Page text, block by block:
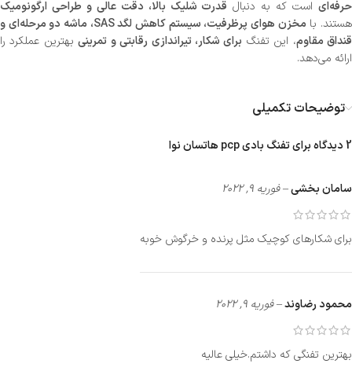
حرفه‌ایاست که به دنبال قدرت شلیک بالا، دقت عالی و طراحی ارگونومیک
هستند. با
مخزن هوای پرظرفیت، سیستم کاهش لگد SAS، ماشه دو مرحله‌ای و
قنداق مقاوم، این تفنگ برای شکار، تیراندازی رقابتی و تمرینیبهترین عملکرد را
ارائه می‌دهد.
توضیحات تکمیلی
2 دیدگاه برای تفنگ بادی pcp هاتسان نوا
سامان بخشی–فوریه 9, 2022
برای شکارهای کوچیک مثل پرنده و خرگوش خوبه
محمود رضاوند–فوریه 9, 2022
بهترین تفنگی که داشتم.خیلی عالیه